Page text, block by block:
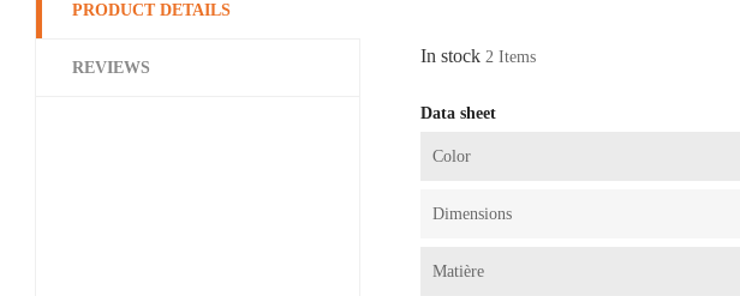
PRODUCT DETAILS
REVIEWS
In stock 2 Items
Data sheet
Color
Dimensions
Matière